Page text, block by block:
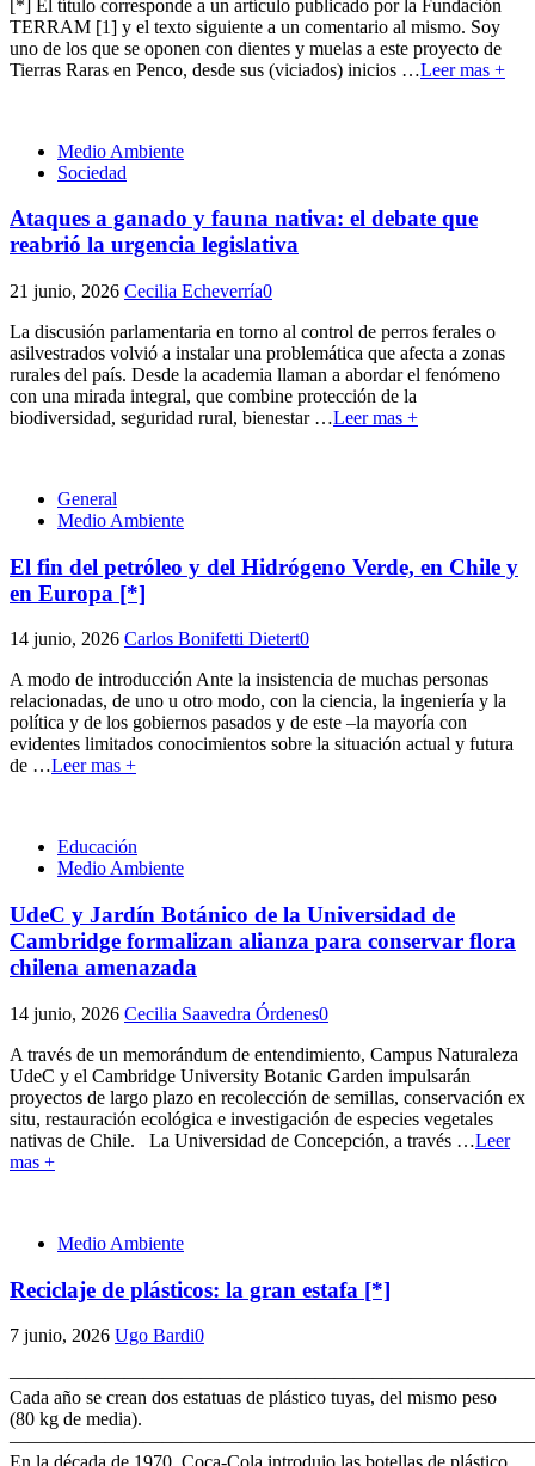
[*] El título corresponde a un artículo publicado por la Fundación
TERRAM [1] y el texto siguiente a un comentario al mismo. Soy
uno de los que se oponen con dientes y muelas a este proyecto de
Tierras Raras en Penco, desde sus (viciados) inicios …Leer mas +
Medio Ambiente
Sociedad
Ataques a ganado y fauna nativa: el debate que
reabrió la urgencia legislativa
21 junio, 2026 Cecilia Echeverría0
La discusión parlamentaria en torno al control de perros ferales o
asilvestrados volvió a instalar una problemática que afecta a zonas
rurales del país. Desde la academia llaman a abordar el fenómeno
con una mirada integral, que combine protección de la
biodiversidad, seguridad rural, bienestar …Leer mas +
General
Medio Ambiente
El fin del petróleo y del Hidrógeno Verde, en Chile y
en Europa [*]
14 junio, 2026 Carlos Bonifetti Dietert0
A modo de introducción Ante la insistencia de muchas personas
relacionadas, de uno u otro modo, con la ciencia, la ingeniería y la
política y de los gobiernos pasados y de este –la mayoría con
evidentes limitados conocimientos sobre la situación actual y futura
de …Leer mas +
Educación
Medio Ambiente
UdeC y Jardín Botánico de la Universidad de
Cambridge formalizan alianza para conservar flora
chilena amenazada
14 junio, 2026 Cecilia Saavedra Órdenes0
A través de un memorándum de entendimiento, Campus Naturaleza
UdeC y el Cambridge University Botanic Garden impulsarán
proyectos de largo plazo en recolección de semillas, conservación ex
situ, restauración ecológica e investigación de especies vegetales
nativas de Chile. La Universidad de Concepción, a través …Leer
mas +
Medio Ambiente
Reciclaje de plásticos: la gran estafa [*]
7 junio, 2026 Ugo Bardi0
Cada año se crean dos estatuas de plástico tuyas, del mismo peso
(80 kg de media).